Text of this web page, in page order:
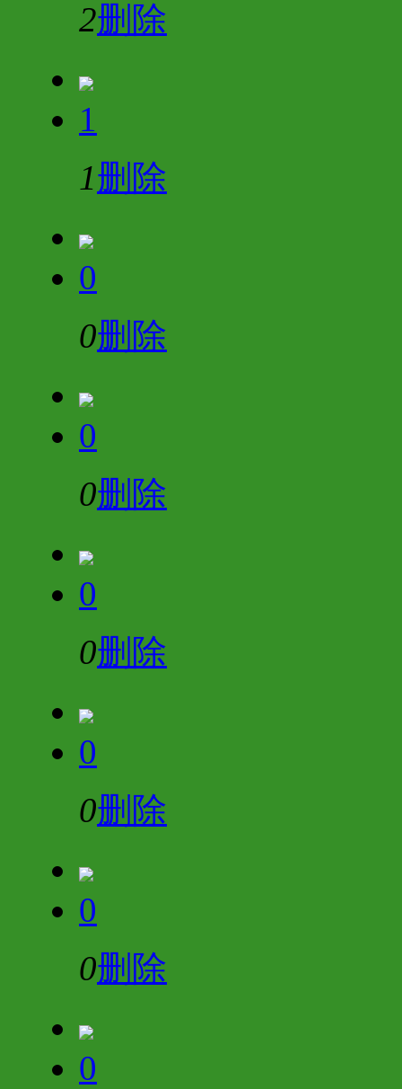
2删除
1
1删除
0
0删除
0
0删除
0
0删除
0
0删除
0
0删除
0